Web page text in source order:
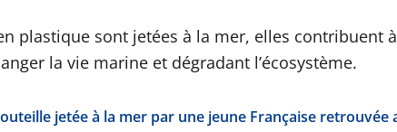
plastique sont jetées à la mer, elles contribuent
la vie marine et dégradant l’écosystème.
jetée à la mer par une jeune Française retrouvée